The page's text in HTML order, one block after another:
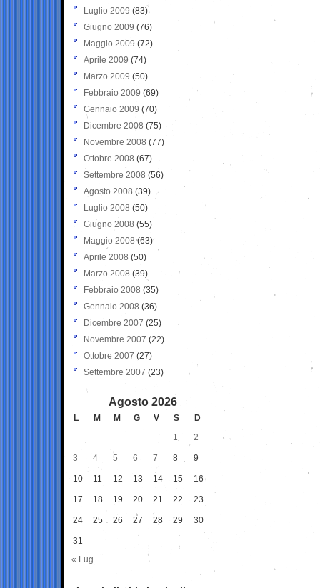
Luglio 2009 (83)
Giugno 2009 (76)
Maggio 2009 (72)
Aprile 2009 (74)
Marzo 2009 (50)
Febbraio 2009 (69)
Gennaio 2009 (70)
Dicembre 2008 (75)
Novembre 2008 (77)
Ottobre 2008 (67)
Settembre 2008 (56)
Agosto 2008 (39)
Luglio 2008 (50)
Giugno 2008 (55)
Maggio 2008(63)
Aprile 2008 (50)
Marzo 2008 (39)
Febbraio 2008 (35)
Gennaio 2008 (36)
Dicembre 2007 (25)
Novembre 2007 (22)
Ottobre 2007 (27)
Settembre 2007 (23)
Agosto 2026
L M M G V S
D
1
2
3 4 5 6 7 8 9
10 11 12 13 14 15 16
17 18 19 20 21 22 23
24 25 26 27 28 29 30
31
« Lug